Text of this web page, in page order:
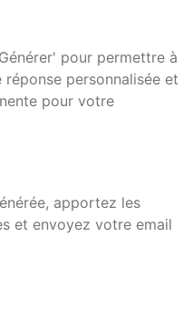
pour permettre à
personnalisée et
pour votre
apportez les
et envoyez votre email